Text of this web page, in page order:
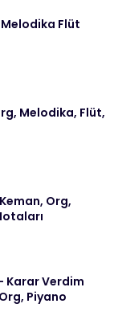
Flüt
Melodika, Flüt,
Org,
Karar Verdim
Piyano